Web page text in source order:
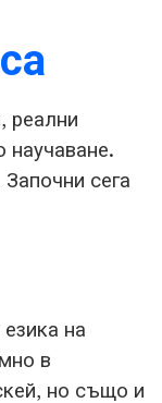
реални
научаване.
сега
на
в
но също и